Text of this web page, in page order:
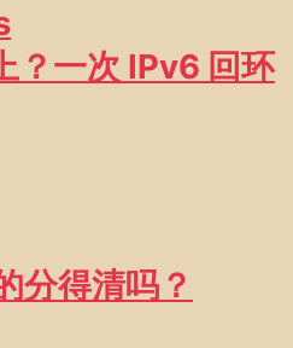
一次 IPv6 回环
分得清吗？